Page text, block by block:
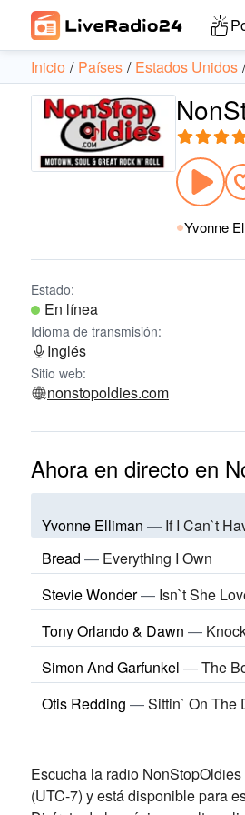
Inicio Países Estados Unidos
Yvonne
Estado:
En línea
Idioma de transmisión:
Inglés
Sitio web:
nonstopoldies.com
Ahora en directo en
Yvonne Elliman — If I Can`t
Bread — Everything I Own
Stevie Wonder— Isn`t She
Tony Orlando & Dawn —
Simon And Garfunkel —The
Otis Redding —Sittin` On The
Escucha la radio
(UTC-7) y está disponible para